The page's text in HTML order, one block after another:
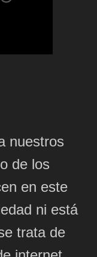
nuestros
de los
en este
ni está
trata de